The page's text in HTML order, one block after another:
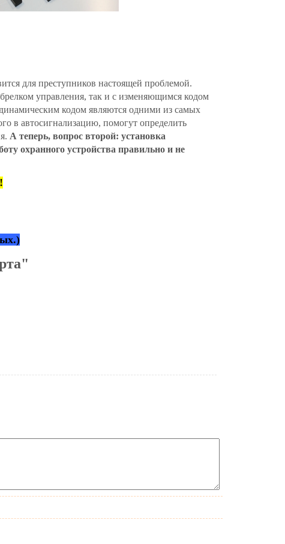
для преступников настоящей проблемой.
управления, так и с изменяющимся кодом
кодом являются одними из самых
в автосигнализацию, помогут определить
А теперь, вопрос второй: установка
охранного устройства правильно и не